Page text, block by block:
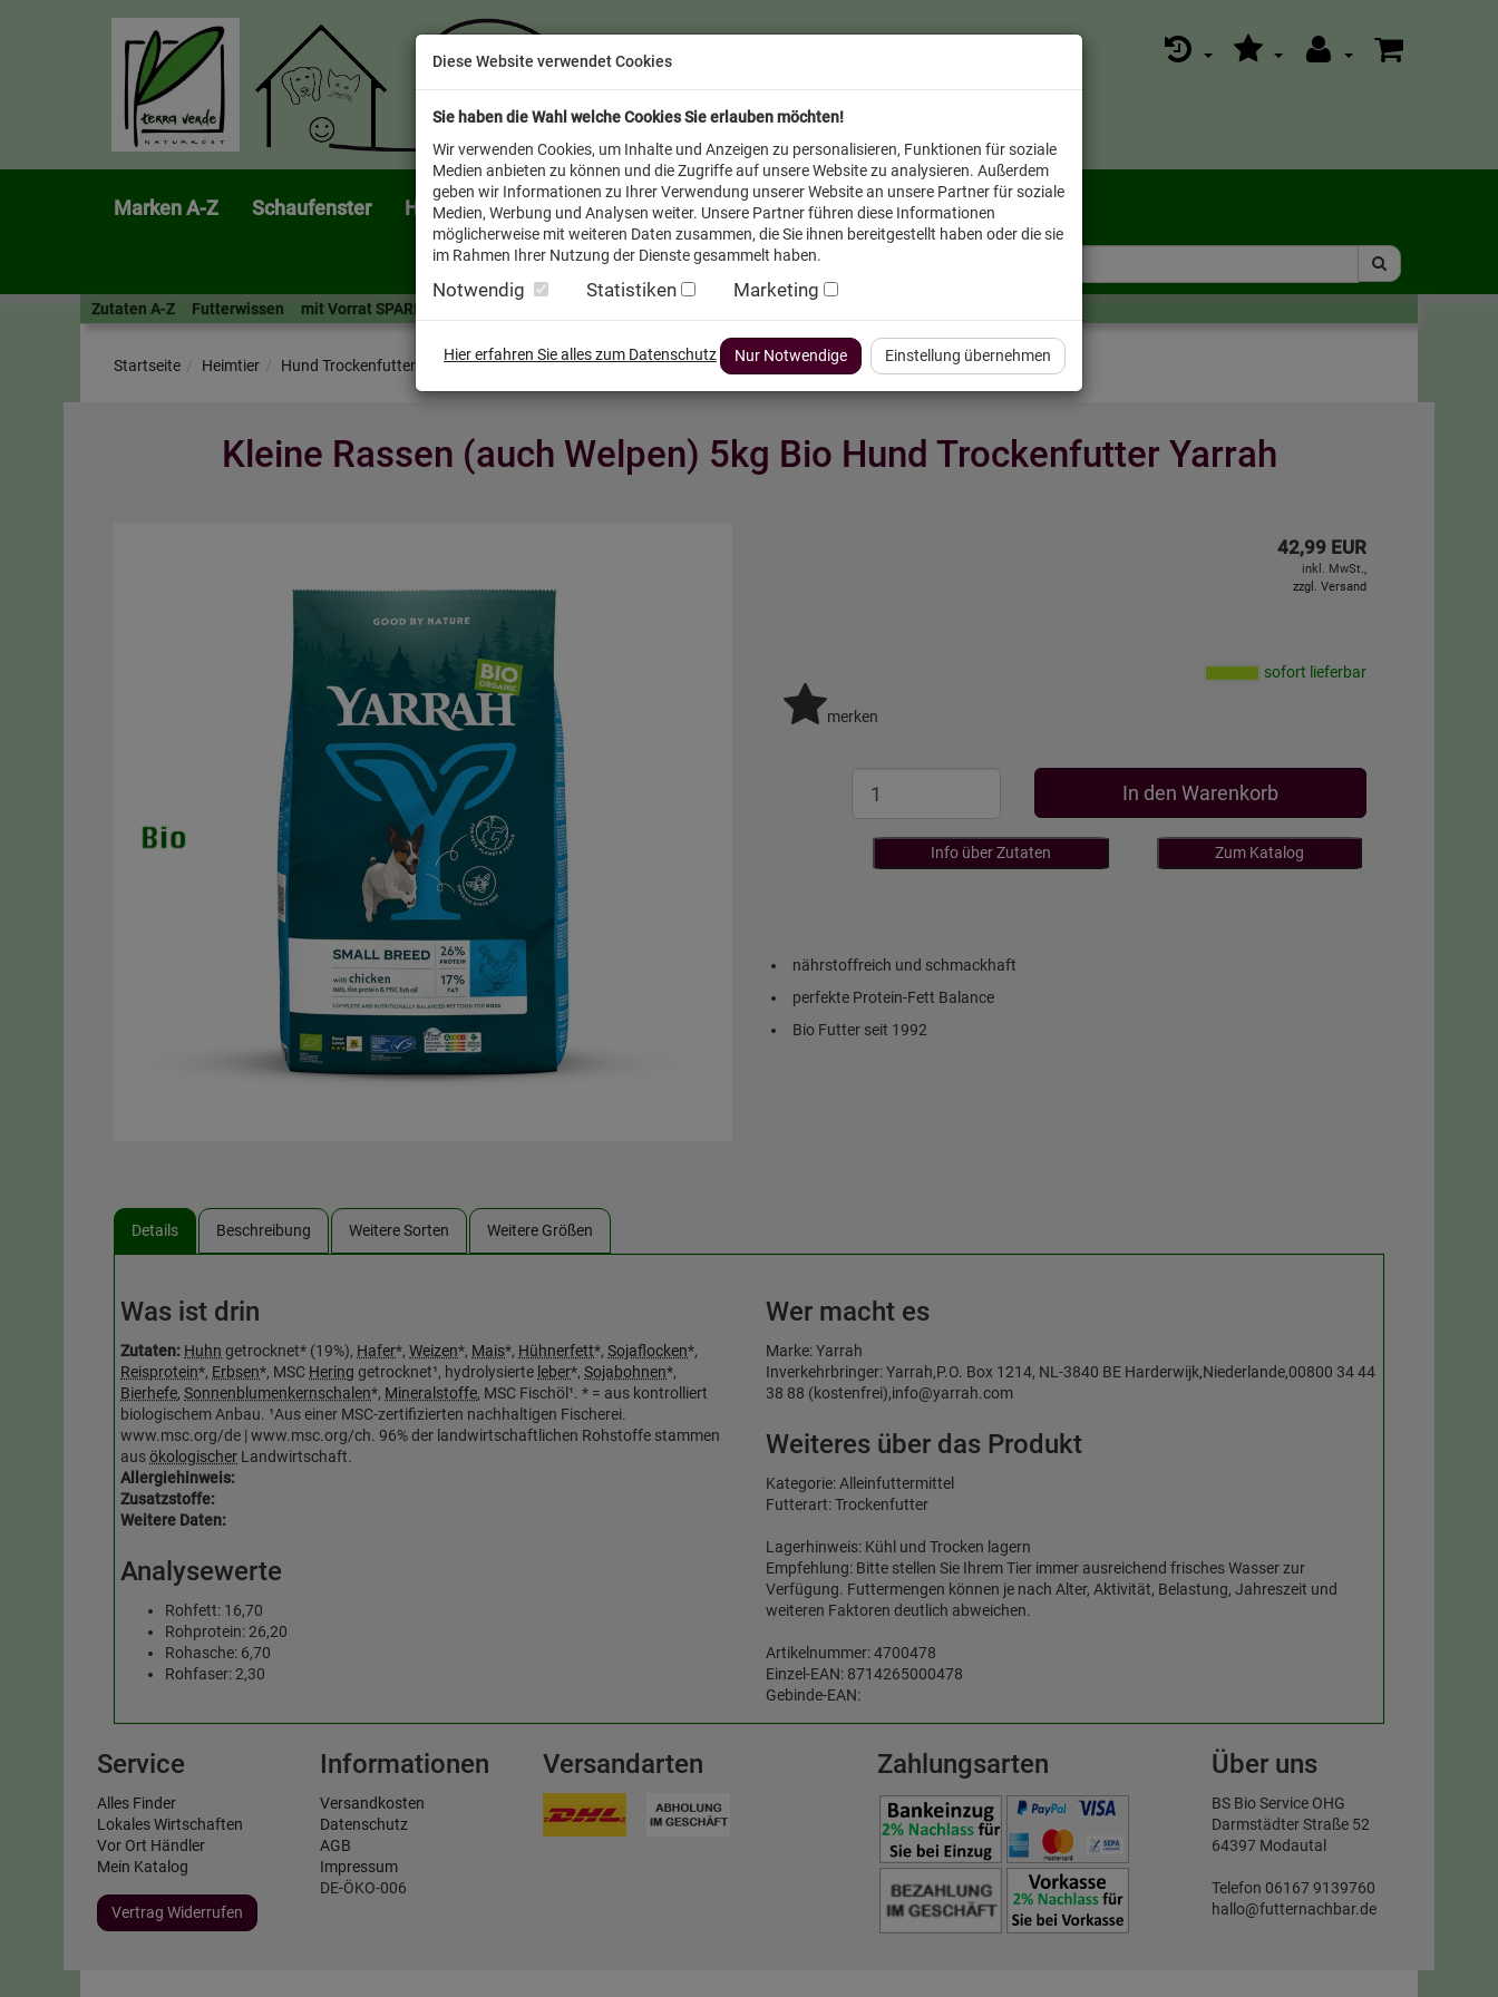
Marken A-Z Schaufenster Heimtier
Zutaten A-Z Futterwissen mit Vorrat SPAREN
Startseite Heimtier Hund Trockenfutter
Kleine Rassen (auch Welpen) 5kg Bio Hund Trockenfutter Yarrah
42,99 EUR
inkl. MwSt.,
zzgl. Versand
sofort lieferbar
merken
In den Warenkorb
Info über Zutaten Zum Katalog
nährstoffreich und schmackhaft
perfekte Protein-Fett Balance
Bio Futter seit 1992
Details Beschreibung Weitere Sorten Weitere Größen
Was ist drin
Zutaten: Huhn getrocknet* (19%), Hafer*, Weizen*, Mais*, Hühnerfett*, Sojaflocken*,
Reisprotein*, Erbsen*, MSC Hering getrocknet¹, hydrolysierte leber*, Sojabohnen*,
Bierhefe, Sonnenblumenkernschalen*, Mineralstoffe, MSC Fischöl¹. * = aus kontrolliert
biologischem Anbau. ¹Aus einer MSC-zertifizierten nachhaltigen Fischerei.
www.msc.org/de | www.msc.org/ch. 96% der landwirtschaftlichen Rohstoffe stammen
ausökologischer Landwirtschaft.
Allergiehinweis:
Zusatzstoffe:
Weitere Daten:
Analysewerte
Rohfett: 16,70
Rohprotein: 26,20
Rohasche: 6,70
Rohfaser: 2,30
Wer macht es
Marke: Yarrah
Inverkehrbringer: Yarrah,P.O. Box 1214, NL-3840 BE Harderwijk,Niederlande,00800 34 44
38 88 (kostenfrei),info@yarrah.com
Weiteres über das Produkt
Kategorie: Alleinfuttermittel
Futterart: Trockenfutter
Lagerhinweis: Kühl und Trocken lagern
Empfehlung: Bitte stellen Sie Ihrem Tier immer ausreichend frisches Wasser zur
Verfügung. Futtermengen können je nach Alter, Aktivität, Belastung, Jahreszeit und
weiteren Faktoren deutlich abweichen.
Artikelnummer: 4700478
Einzel-EAN: 8714265000478
Gebinde-EAN:
Service
Alles Finder
Lokales Wirtschaften
Vor Ort Händler
Mein Katalog
Vertrag Widerrufen
Informationen
Versandkosten
Datenschutz
AGB
Impressum
DE-ÖKO-006
Versandarten Zahlungsarten Über uns
BS Bio Service OHG
Darmstädter Straße 52
64397 Modautal
Telefon 06167 9139760
hallo@futternachbar.de
Diese Website verwendet Cookies
Sie haben die Wahl welche Cookies Sie erlauben möchten!
Wir verwenden Cookies, um Inhalte und Anzeigen zu personalisieren, Funktionen für soziale
Medien anbieten zu können und die Zugriffe auf unsere Website zu analysieren. Außerdem
geben wir Informationen zu Ihrer Verwendung unserer Website an unsere Partner für soziale
Medien, Werbung und Analysen weiter. Unsere Partner führen diese Informationen
möglicherweise mit weiteren Daten zusammen, die Sie ihnen bereitgestellt haben oder die sie
im Rahmen Ihrer Nutzung der Dienste gesammelt haben.
Notwendig Statistiken Marketing
Hier erfahren Sie alles zum Datenschutz Nur Notwendige Einstellung übernehmen